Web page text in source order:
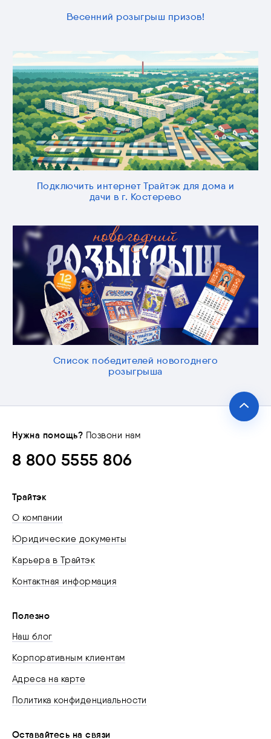
Весенний розыгрыш призов!
Подключить интернет Трайтэк для дома и
дачи в г. Костерево
Список победителей новогоднего
розыгрыша
Нужна помощь? Позвони нам
8 800 5555 806
Трайтэк
О компании
Юридические документы
Карьера в Трайтэк
Контактная информация
Полезно
Наш блог
Корпоративным клиентам
Адреса на карте
Политика конфиденциальности
Оставайтесь на связи